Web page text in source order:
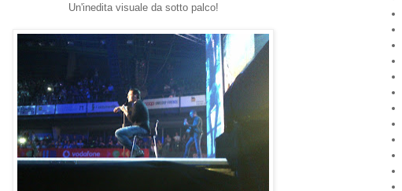
Un'inedita visuale da sotto palco!